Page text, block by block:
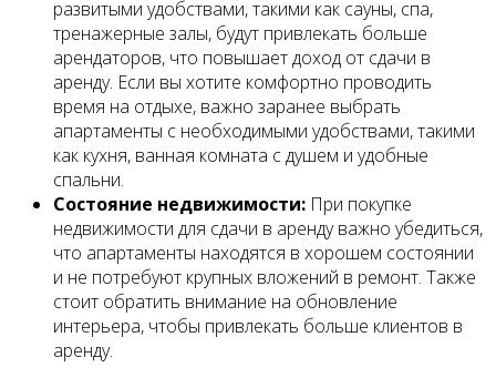
развитыми удобствами, такими как сауны, спа,
тренажерные залы, будут привлекать больше
арендаторов, что повышает доход от сдачи в
аренду. Если вы хотите комфортно проводить
время на отдыхе, важно заранее выбрать
апартаменты с необходимыми удобствами, такими
как кухня, ванная комната с душем и удобные
спальни.
Состояние недвижимости: При покупке
недвижимости для сдачи в аренду важно убедиться,
что апартаменты находятся в хорошем состоянии
и не потребуют крупных вложений в ремонт. Также
стоит обратить внимание на обновление
интерьера, чтобы привлекать больше клиентов в
аренду.